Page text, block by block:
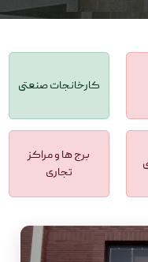
کارخانجات صنعتی
برج ها و مراکز
تجاری